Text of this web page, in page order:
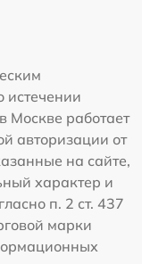
истечении
Москве работает
авторизации от
на сайте,
характер и
п. 2 ст. 437
марки